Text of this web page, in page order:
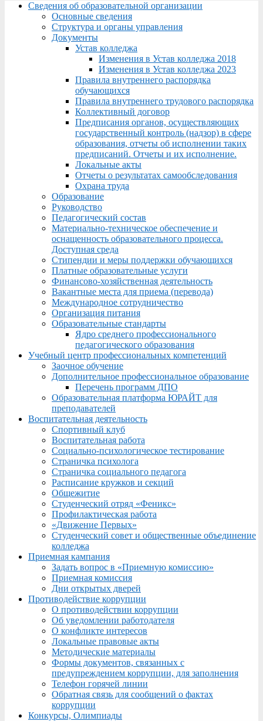
Menu
Сведения об образовательной организации
Основные сведения
Структура и органы управления
Документы
Устав колледжа
Изменения в Устав колледжа 2018
Изменения в Устав колледжа 2023
Правила внутреннего распорядка
обучающихся
Правила внутреннего трудового распорядка
Коллективный договор
Предписания органов, осуществляющих
государственный контроль (надзор) в сфере
образования, отчеты об исполнении таких
предписаний. Отчеты и их исполнение.
Локальные акты
Отчеты о результатах самообследования
Охрана труда
Образование
Руководство
Педагогический состав
Материально-техническое обеспечение и
оснащенность образовательного процесса.
Доступная среда
Стипендии и меры поддержки обучающихся
Платные образовательные услуги
Финансово-хозяйственная деятельность
Вакантные места для приема (перевода)
Международное сотрудничество
Организация питания
Образовательные стандарты
Ядро среднего профессионального
педагогического образования
Учебный центр профессиональных компетенций
Заочное обучение
Дополнительное профессиональное образование
Перечень программ ДПО
Образовательная платформа ЮРАЙТ для
преподавателей
Воспитательная деятельность
Спортивный клуб
Воспитательная работа
Социально-психологическое тестирование
Страничка психолога
Страничка социального педагога
Расписание кружков и секций
Общежитие
Студенческий отряд «Феникс»
Профилактическая работа
«Движение Первых»
Студенческий совет и общественные объединение
колледжа
Приемная кампания
Задать вопрос в «Приемную комиссию»
Приемная комиссия
Дни открытых дверей
Противодействие коррупции
О противодействии коррупции
Об уведомлении работодателя
О конфликте интересов
Локальные правовые акты
Методические материалы
Формы документов, связанных с
предупреждением коррупции, для заполнения
Телефон горячей линии
Обратная связь для сообщений о фактах
коррупции
Конкурсы, Олимпиады